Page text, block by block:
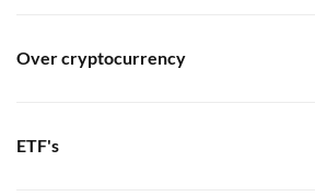
Over cryptocurrency
ETF's